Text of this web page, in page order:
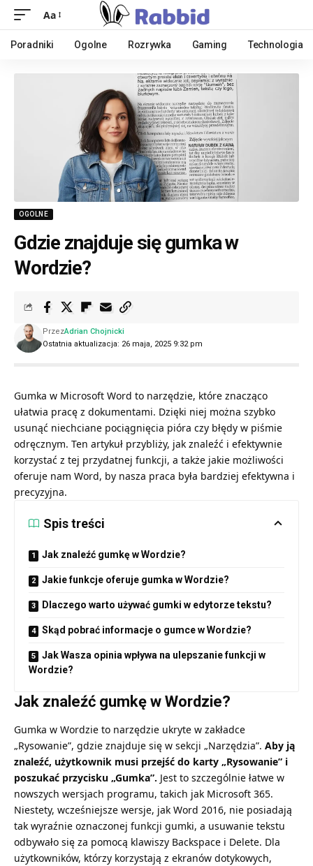
Aa
Poradniki Ogolne Rozrywka Gaming Technologia
OGOLNE
Gdzie znajduje się gumka w
Wordzie?
Ostatnia aktualizacja: 26 maja, 2025 9:32 pm
PrzezAdrian Chojnicki
Gumka w Microsoft Word to narzędzie, które znacząco
ułatwia pracę z dokumentami. Dzięki niej można szybko
usunąć niechciane pociągnięcia pióra czy błędy w piśmie
odręcznym. Ten artykuł przybliży, jak znaleźć i efektywnie
korzystać z tej przydatnej funkcji, a także jakie możliwości
oferuje nam Word, by nasza praca była bardziej efektywna i
precyzyjna.
Spis treści
Jak znaleźć gumkę w Wordzie?
Jakie funkcje oferuje gumka w Wordzie?
Dlaczego warto używać gumki w edytorze tekstu?
Skąd pobrać informacje o gumce w Wordzie?
Jak Wasza opinia wpływa na ulepszanie funkcji w
Wordzie?
Jak znaleźć gumkę w Wordzie?
Gumka w Wordzie to narzędzie ukryte w zakładce
„Rysowanie”, gdzie znajduje się w sekcji „Narzędzia”. Aby ją
znaleźć, użytkownik musi przejść do karty „Rysowanie” i
poszukać przycisku „Gumka”. Jest to szczególnie łatwe w
nowszych wersjach programu, takich jak Microsoft 365.
Niestety, wcześniejsze wersje, jak Word 2016, nie posiadają
tak wyraźnie oznaczonej funkcji gumki, a usuwanie tekstu
odbywało się za pomocą klawiszy Backspace i Delete. Dla
użytkowników, którzy korzystają z ekranów dotykowych,